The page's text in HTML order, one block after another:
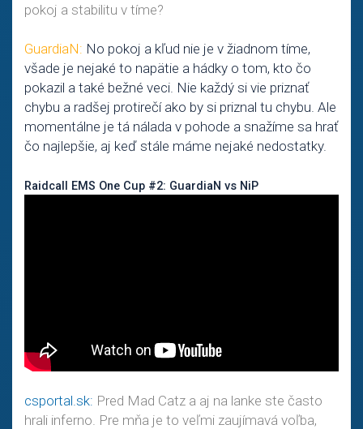
pokoj a stabilitu v tíme?
GuardiaN: No pokoj a kľud nie je v žiadnom tíme,
všade je nejaké to napätie a hádky o tom, kto čo
pokazil a také bežné veci. Nie každý si vie priznať
chybu a radšej protirečí ako by si priznal tu chybu. Ale
momentálne je tá nálada v pohode a snažíme sa hrať
čo najlepšie, aj keď stále máme nejaké nedostatky.
Raidcall EMS One Cup #2: GuardiaN vs NiP
csportal.sk: Pred Mad Catz a aj na lanke ste často
hrali inferno. Pre mňa je to veľmi zaujímavá voľba,